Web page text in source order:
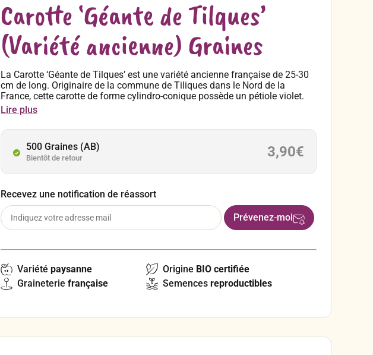
Carotte ‘Géante de Tilques’
(Variété ancienne) Graines
La Carotte ‘Géante de Tilques’ est une variété ancienne française de 25-30
cm de long. Originaire de la commune de Tiliques dans le Nord de la
France, cette carotte de forme cylindro-conique possède un pétiole violet.
C’est une carotte à chair rouge orangée particulièrement goûteuse et très
aromatique. Variété très rustique, de très fort développement, bon
rendement et de bonne conservation.
Lire plus
500 Graines (AB)
Bientôt de retour 3,90€
Recevez une notification de réassort
Variété paysanne Origine BIO certifiée
Graineterie française Semences reproductibles